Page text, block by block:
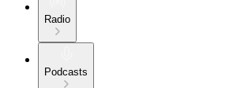
Radio
Podcasts